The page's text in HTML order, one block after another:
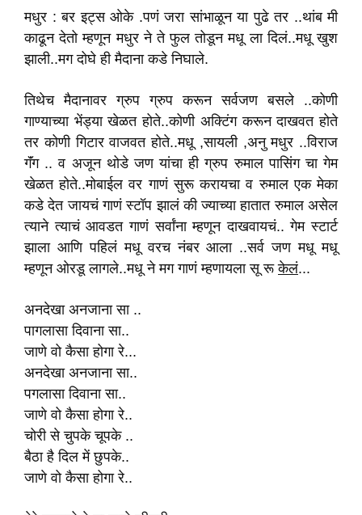
मधुर : बर इट्स ओके .पणं जरा सांभाळून या पुढे तर ..थांब मी
काढून देतो म्हणून मधुर ने ते फुल तोडून मधू ला दिलं..मधू खुश
झाली..मग दोघे ही मैदाना कडे निघाले.
तिथेच मैदानावर ग्रुप ग्रुप करून सर्वजण बसले ..कोणी
गाण्याच्या भेंड्या खेळत होते..कोणी अक्टिंग करून दाखवत होते
तर कोणी गिटार वाजवत होते..मधू ,सायली ,अनु मधुर ..विराज
गॅंग .. व अजून थोडे जण यांचा ही ग्रुप रुमाल पासिंग चा गेम
खेळत होते..मोबाईल वर गाणं सुरू करायचा व रुमाल एक मेका
कडे देत जायचं गाणं स्टॉप झालं की ज्याच्या हातात रुमाल असेल
त्याने त्याचं आवडत गाणं सर्वांना म्हणून दाखवायचं.. गेम स्टार्ट
झाला आणि पहिलं मधू वरच नंबर आला ..सर्व जण मधू मधू
म्हणून ओरडू लागले..मधू ने मग गाणं म्हणायला सू रूकेलं...
अनदेखा अनजाना सा ..
पागलासा दिवाना सा..
जाणे वो कैसा होगा रे...
अनदेखा अनजाना सा..
पगलासा दिवाना सा..
जाणे वो कैसा होगा रे..
चोरी से चुपके चूपके ..
बैठा है दिल में छुपके..
जाणे वो कैसा होगा रे..